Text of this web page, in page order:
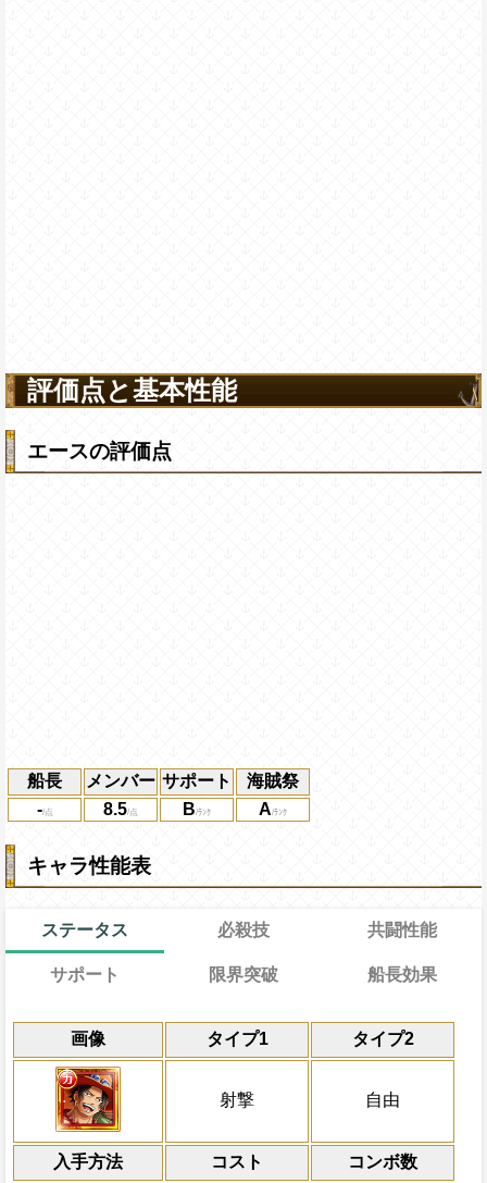
評価点と基本性能
エースの評価点
船長 メンバー サポート
海賊祭
-
8.5 B A
キャラ性能表
ステータス
画像 タイプ1 タイプ2
射撃 自由
入手方法 コスト コンボ数
必殺技
通常 18→13ターン
限界突破
通常時
一味にかかっている攻撃ダウン状態を6
換し、一味の最大体力が50000以上の場
射撃と自由タイプキャラの攻撃を2.25倍
共闘性能
共闘性能
船長効果
冒険開始時の必殺タ
キャラの攻撃を
にし、他の属性キャ
ターン数：10
サポート
効果
自分の基礎ステータスの8%をサポート対
ステータスに上乗せする
射撃タイプ
限界突破
力
習得する効果
射撃と自由タイプキャラは
ト扱いになる
自分が技属性に与える通常攻撃によ
倍になる
船長効果
通常時
射撃と自由タイプキャラの攻撃を3倍、体